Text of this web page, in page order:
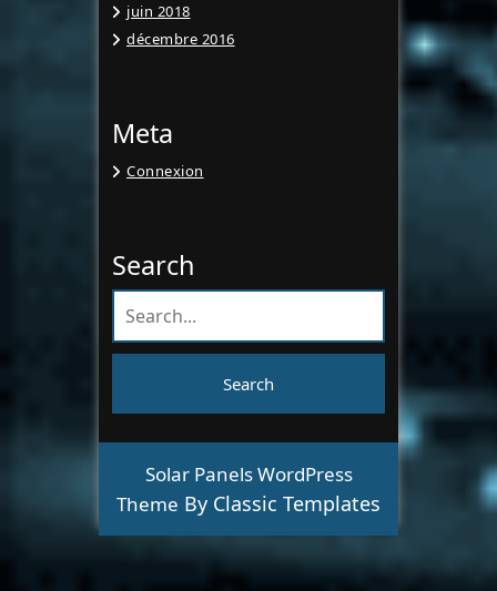
juin 2018
décembre 2016
Meta
Connexion
Search
Solar Panels WordPress
Theme By Classic Templates